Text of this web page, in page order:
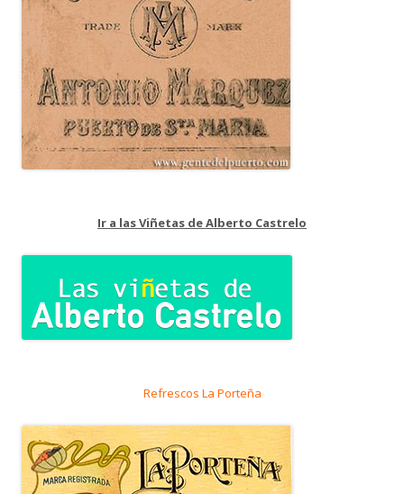
Ir a las Viñetas de Alberto Castrelo
Refrescos La Porteña